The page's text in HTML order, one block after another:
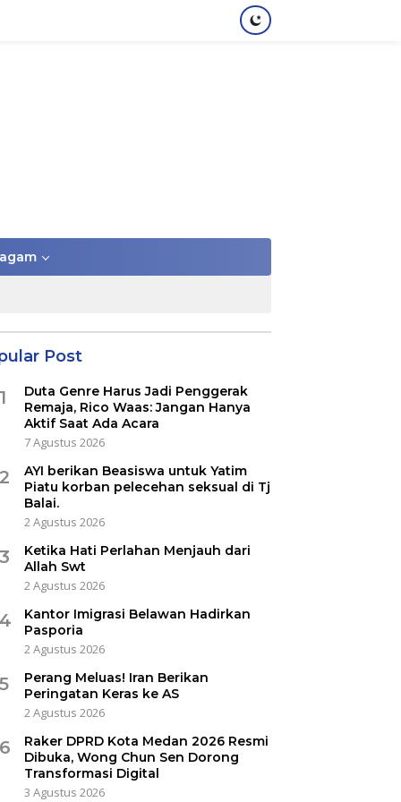
Post
Duta Genre Harus Jadi Penggerak
Remaja, Rico Waas: Jangan Hanya
Aktif Saat Ada Acara
7 Agustus 2026
AYI berikan Beasiswa untuk Yatim
Piatu korban pelecehan seksual di Tj
Balai.
2 Agustus 2026
Ketika Hati Perlahan Menjauh dari
Allah Swt
2 Agustus 2026
Kantor Imigrasi Belawan Hadirkan
Pasporia
2 Agustus 2026
Perang Meluas! Iran Berikan
Peringatan Keras ke AS
2 Agustus 2026
Raker DPRD Kota Medan 2026 Resmi
Dibuka, Wong Chun Sen Dorong
Transformasi Digital
3 Agustus 2026